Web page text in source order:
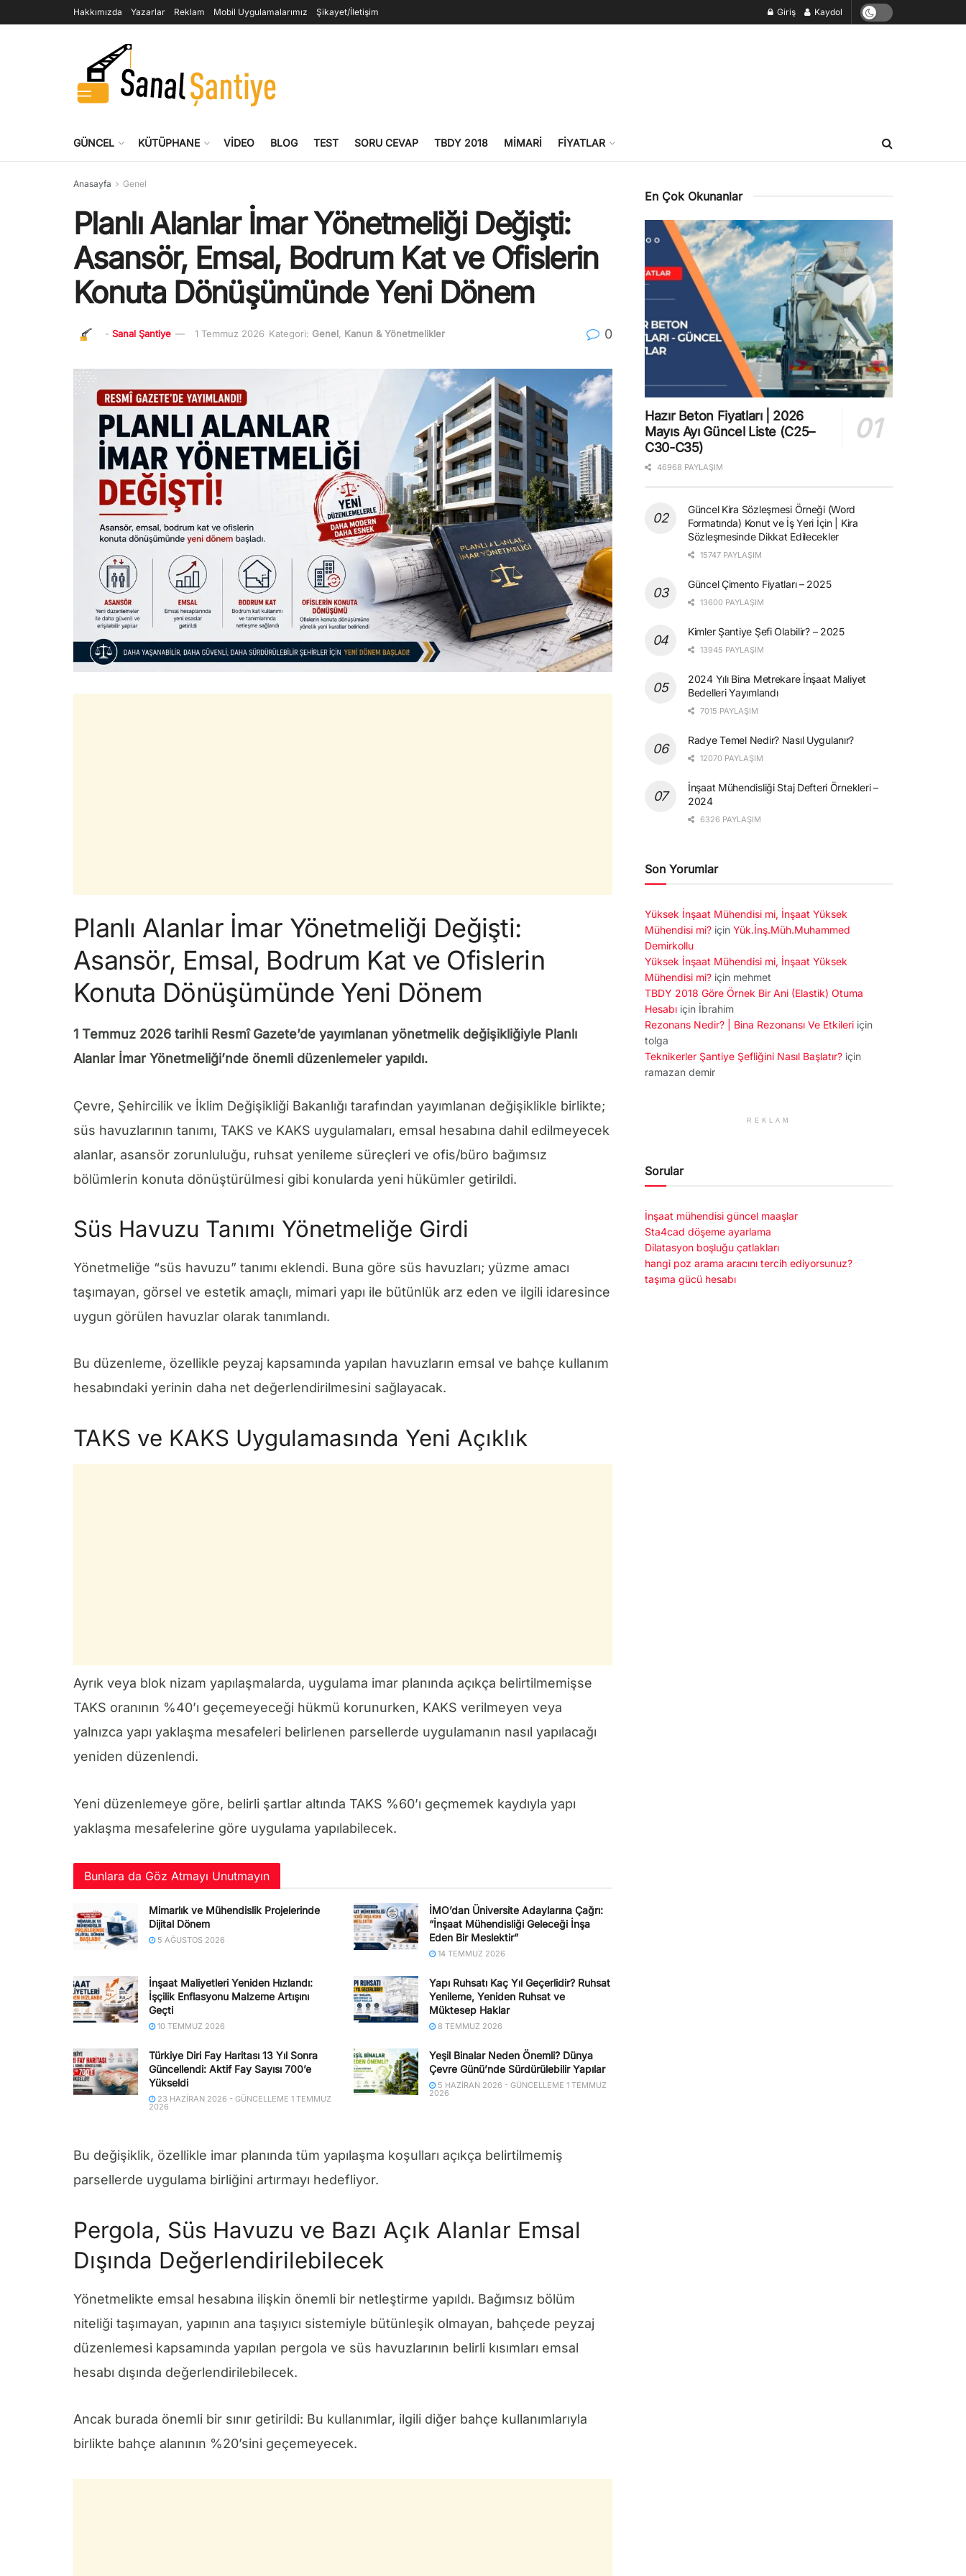
Hakkımızda Yazarlar Reklam Mobil Uygulamalarımız Şikayet/İletişim Giriş Kaydol
GÜNCEL KÜTÜPHANE VIDEO BLOG TEST SORU CEVAP TBDY 2018 MIMARI FIYATLAR
Anasayfa Genel
Planlı Alanlar İmar Yönetmeliği Değişti:
Asansör, Emsal, Bodrum Kat ve Ofislerin
Konuta Dönüşümünde Yeni Dönem
- Sanal Şantiye 1 Temmuz 2026 Kategori: Genel, Kanun & Yönetmelikler 0
Planlı Alanlar İmar Yönetmeliği Değişti:
Asansör, Emsal, Bodrum Kat ve Ofislerin
Konuta Dönüşümünde Yeni Dönem
1 Temmuz 2026 tarihli Resmî Gazete’de yayımlanan yönetmelik değişikliğiyle Planlı
Alanlar İmar Yönetmeliği’nde önemli düzenlemeler yapıldı.
Çevre, Şehircilik ve İklim Değişikliği Bakanlığı tarafından yayımlanan değişiklikle birlikte;
süs havuzlarının tanımı, TAKS ve KAKS uygulamaları, emsal hesabına dahil edilmeyecek
alanlar, asansör zorunluluğu, ruhsat yenileme süreçleri ve ofis/büro bağımsız
bölümlerin konuta dönüştürülmesi gibi konularda yeni hükümler getirildi.
Süs Havuzu Tanımı Yönetmeliğe Girdi
Yönetmeliğe “süs havuzu” tanımı eklendi. Buna göre süs havuzları; yüzme amacı
taşımayan, görsel ve estetik amaçlı, mimari yapı ile bütünlük arz eden ve ilgili idaresince
uygun görülen havuzlar olarak tanımlandı.
Bu düzenleme, özellikle peyzaj kapsamında yapılan havuzların emsal ve bahçe kullanım
hesabındaki yerinin daha net değerlendirilmesini sağlayacak.
TAKS ve KAKS Uygulamasında Yeni Açıklık
Ayrık veya blok nizam yapılaşmalarda, uygulama imar planında açıkça belirtilmemişse
TAKS oranının %40’ı geçemeyeceği hükmü korunurken, KAKS verilmeyen veya
yalnızca yapı yaklaşma mesafeleri belirlenen parsellerde uygulamanın nasıl yapılacağı
yeniden düzenlendi.
Yeni düzenlemeye göre, belirli şartlar altında TAKS %60’ı geçmemek kaydıyla yapı
yaklaşma mesafelerine göre uygulama yapılabilecek.
Bunlara da Göz Atmayı Unutmayın
Mimarlık ve Mühendislik Projelerinde
Dijital Dönem
5 AĞUSTOS 2026
İMO’dan Üniversite Adaylarına Çağrı:
“İnşaat Mühendisliği Geleceği İnşa
Eden Bir Meslektir”
14 TEMMUZ 2026
İnşaat Maliyetleri Yeniden Hızlandı:
İşçilik Enflasyonu Malzeme Artışını
Geçti
10 TEMMUZ 2026
Yapı Ruhsatı Kaç Yıl Geçerlidir? Ruhsat
Yenileme, Yeniden Ruhsat ve
Müktesep Haklar
8 TEMMUZ 2026
Türkiye Diri Fay Haritası 13 Yıl Sonra
Güncellendi: Aktif Fay Sayısı 700’e
Yükseldi
23 HAZIRAN 2026 - GÜNCELLEME 1 TEMMUZ
2026
Yeşil Binalar Neden Önemli? Dünya
Çevre Günü’nde Sürdürülebilir Yapılar
5 HAZIRAN 2026 - GÜNCELLEME 1 TEMMUZ
2026
Bu değişiklik, özellikle imar planında tüm yapılaşma koşulları açıkça belirtilmemiş
parsellerde uygulama birliğini artırmayı hedefliyor.
Pergola, Süs Havuzu ve Bazı Açık Alanlar Emsal
Dışında Değerlendirilebilecek
Yönetmelikte emsal hesabına ilişkin önemli bir netleştirme yapıldı. Bağımsız bölüm
niteliği taşımayan, yapının ana taşıyıcı sistemiyle bütünleşik olmayan, bahçede peyzaj
düzenlemesi kapsamında yapılan pergola ve süs havuzlarının belirli kısımları emsal
hesabı dışında değerlendirilebilecek.
Ancak burada önemli bir sınır getirildi: Bu kullanımlar, ilgili diğer bahçe kullanımlarıyla
birlikte bahçe alanının %20’sini geçemeyecek.
En Çok Okunanlar
Hazır Beton Fiyatları | 2026
Mayıs Ayı Güncel Liste (C25–
C30-C35)
46968 PAYLAŞIM
Güncel Kira Sözleşmesi Örneği (Word
Formatında) Konut ve İş Yeri İçin | Kira
Sözleşmesinde Dikkat Edilecekler
15747 PAYLAŞIM
Güncel Çimento Fiyatları – 2025
13600 PAYLAŞIM
Kimler Şantiye Şefi Olabilir? – 2025
13945 PAYLAŞIM
2024 Yılı Bina Metrekare İnşaat Maliyet
Bedelleri Yayımlandı
7015 PAYLAŞIM
Radye Temel Nedir? Nasıl Uygulanır?
12070 PAYLAŞIM
İnşaat Mühendisliği Staj Defteri Örnekleri –
2024
6326 PAYLAŞIM
Son Yorumlar
Yüksek İnşaat Mühendisi mi, İnşaat Yüksek
Mühendisi mi? için Yük.İnş.Müh.Muhammed
Demirkollu
Yüksek İnşaat Mühendisi mi, İnşaat Yüksek
Mühendisi mi? için mehmet
TBDY 2018 Göre Örnek Bir Ani (Elastik) Otuma
Hesabı için İbrahim
Rezonans Nedir? | Bina Rezonansı Ve Etkileri için
tolga
Teknikerler Şantiye Şefliğini Nasıl Başlatır? için
ramazan demir
REKLAM
Sorular
İnşaat mühendisi güncel maaşlar
Sta4cad döşeme ayarlama
Dilatasyon boşluğu çatlakları
hangi poz arama aracını tercih ediyorsunuz?
taşıma gücü hesabı